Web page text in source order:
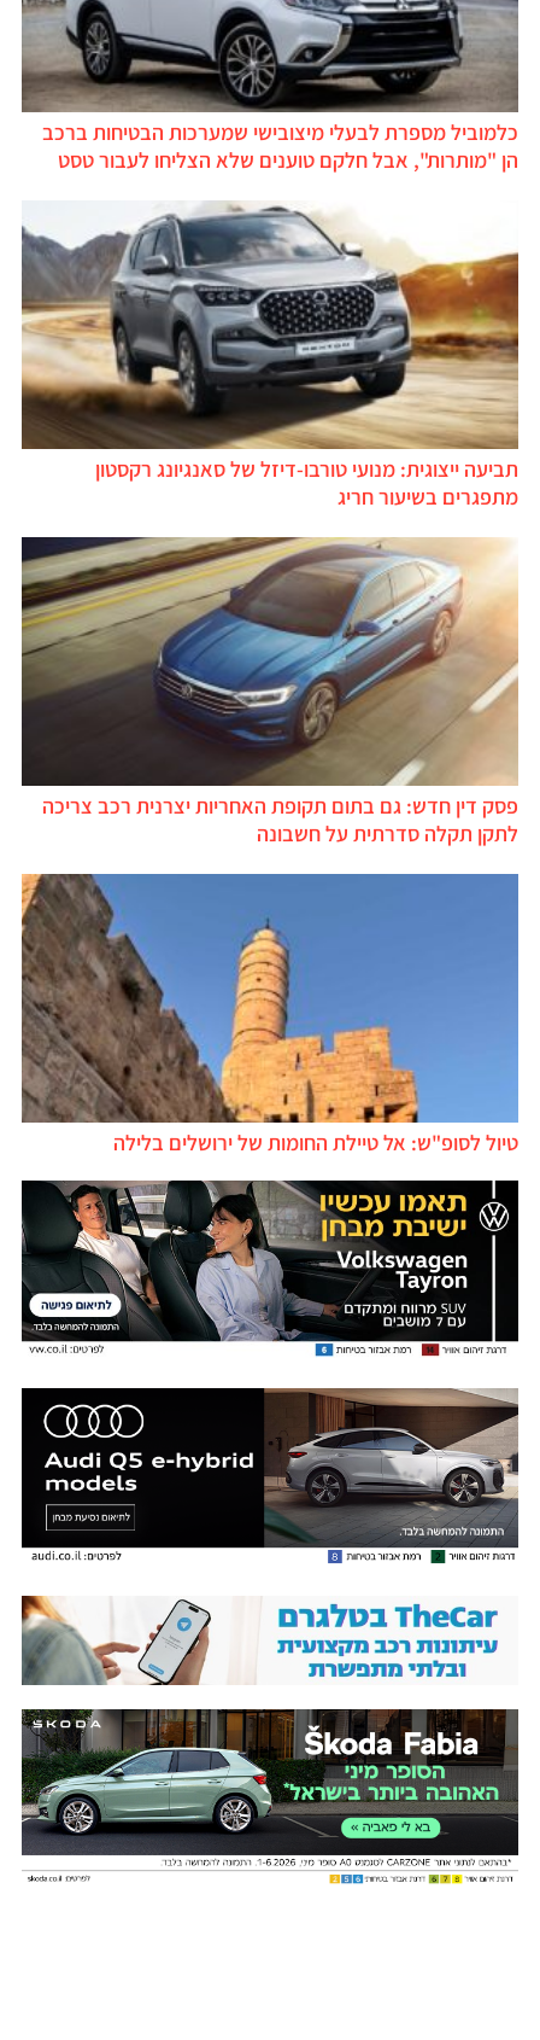
כלמוביל מספרת לבעלי מיצובישי שמערכות הבטיחות ברכב
הן "מותרות", אבל חלקם טוענים שלא הצליחו לעבור טסט
תביעה ייצוגית: מנועי טורבו-דיזל של סאנגיונג רקסטון
מתפגרים בשיעור חריג
פסק דין חדש: גם בתום תקופת האחריות יצרנית רכב צריכה
לתקן תקלה סדרתית על חשבונה
טיול לסופ"ש: אל טיילת החומות של ירושלים בלילה